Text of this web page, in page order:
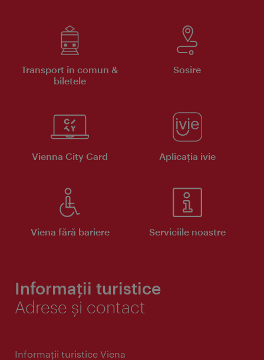
Transport în comun &
biletele
Sosire
Vienna City Card Aplicaţia ivie
Viena fără bariere Serviciile noastre
Informații turistice
Adrese și contact
Informaţii turistice Viena